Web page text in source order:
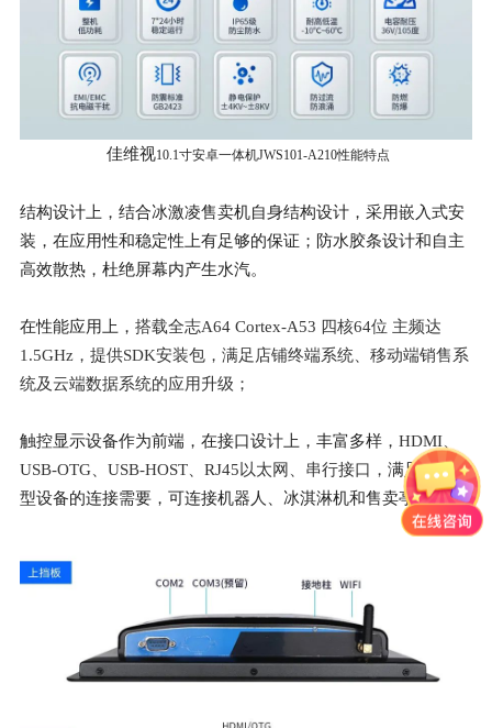
佳维视10.1寸安卓一体机JWS101-A210性能特点
结构设计上，结合冰激凌售卖机自身结构设计，采用嵌入式安
装，在应用性和稳定性上有足够的保证；防水胶条设计和自主
高效散热，杜绝屏幕内产生水汽。
在性能应用上， 搭载全志A64 Cortex-A53 四核64位 主频达
1.5GHz，提供SDK安装包，满足店铺终端系统、移动端销售系
统及云端数据系统的应用升级；
触控显示设备作为前端，在接口设计上，丰富多样， HDMI、
USB-OTG、USB-HOST、RJ45以太网、串行接口， 满足不同类
型设备的连接需要，可连接机器人、冰淇淋机和售卖亭。